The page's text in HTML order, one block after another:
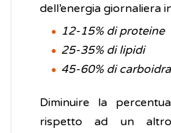
dell’energia giornaliera
12-15% di proteine
25-35% di lipidi
45-60% di
Diminuire la
rispetto ad un